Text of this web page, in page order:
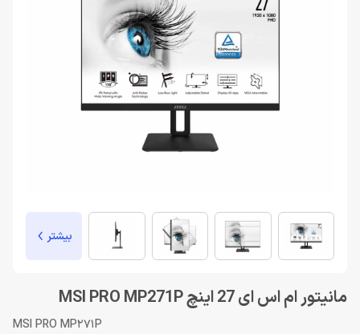
بیشتر
مانیتور ام اس ای 27 اینچ MSI PRO MP271P
MSI PRO MP271P